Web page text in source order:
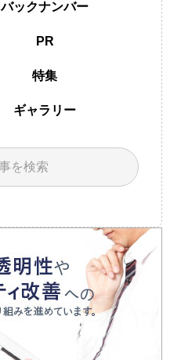
バックナンバー
PR
特集
ギャラリー